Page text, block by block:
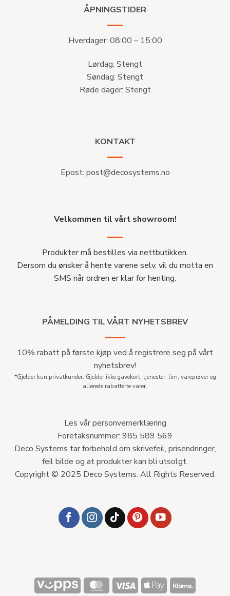
ÅPNINGSTIDER
Hverdager: 08:00 – 15:00
Lørdag: Stengt
Søndag: Stengt
Røde dager: Stengt
KONTAKT
Epost: post@decosystems.no
Velkommen til vårt showroom!
Produkter må bestilles via nettbutikken.
Dersom du ønsker å hente varene selv, vil du motta en
SMS når ordren er klar for henting.
PÅMELDING TIL VÅRT NYHETSBREV
10% rabatt på første kjøp ved å registrere seg på vårt
nyhetsbrev!
*Gjelder kun privatkunder. Gjelder ikke gavekort, tjenester, lim, vareprøver og
allerede rabatterte varer.
Les vår personvernerklæring
Foretaksnummer: 985 589 569
Deco Systems tar forbehold om skrivefeil, prisendringer,
feil bilde og at produkter kan bli utsolgt.
Copyright © 2025 Deco Systems. All Rights Reserved.
Vipps MasterCard
Visa
Apple
Klarna